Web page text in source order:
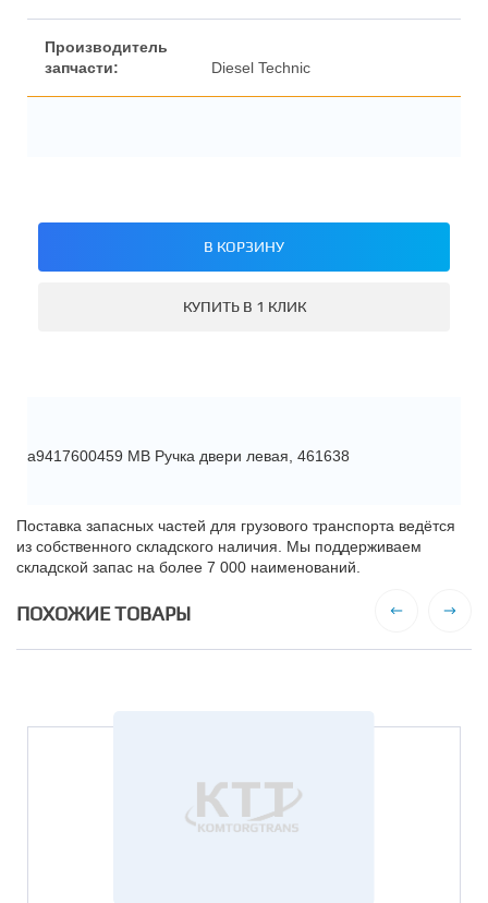
Производитель
запчасти:
Diesel Technic
В КОРЗИНУ
КУПИТЬ В 1 КЛИК
a9417600459 MB Ручка двери левая, 461638
Поставка запасных частей для грузового транспорта ведётся
из собственного складского наличия. Мы поддерживаем
складской запас на более 7 000 наименований.
ПОХОЖИЕ ТОВАРЫ